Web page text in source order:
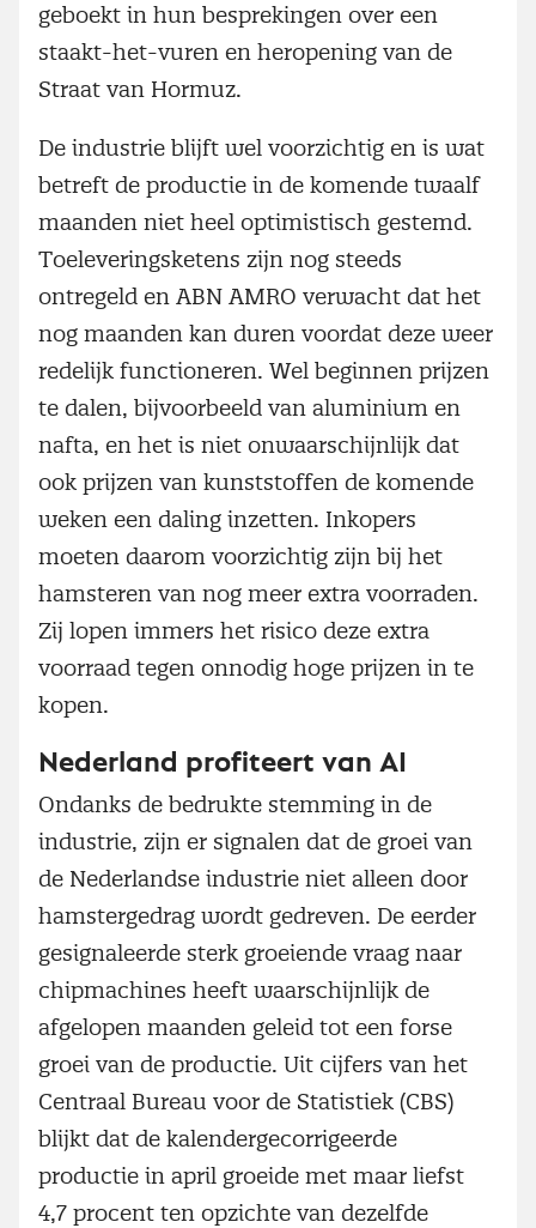
geboekt in hun besprekingen over een
staakt-het-vuren en heropening van de
Straat van Hormuz.
De industrie blijft wel voorzichtig en is wat
betreft de productie in de komende twaalf
maanden niet heel optimistisch gestemd.
Toeleveringsketens zijn nog steeds
ontregeld en ABN AMRO verwacht dat het
nog maanden kan duren voordat deze weer
redelijk functioneren. Wel beginnen prijzen
te dalen, bijvoorbeeld van aluminium en
nafta, en het is niet onwaarschijnlijk dat
ook prijzen van kunststoffen de komende
weken een daling inzetten. Inkopers
moeten daarom voorzichtig zijn bij het
hamsteren van nog meer extra voorraden.
Zij lopen immers het risico deze extra
voorraad tegen onnodig hoge prijzen in te
kopen.
Nederland profiteert van AI
Ondanks de bedrukte stemming in de
industrie, zijn er signalen dat de groei van
de Nederlandse industrie niet alleen door
hamstergedrag wordt gedreven. De eerder
gesignaleerde sterk groeiende vraag naar
chipmachines heeft waarschijnlijk de
afgelopen maanden geleid tot een forse
groei van de productie. Uit cijfers van het
Centraal Bureau voor de Statistiek (CBS)
blijkt dat de kalendergecorrigeerde
productie in april groeide met maar liefst
4,7 procent ten opzichte van dezelfde